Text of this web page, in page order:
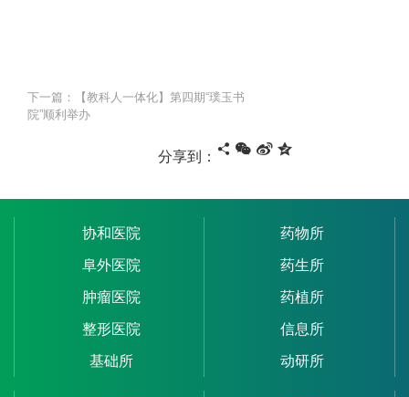
下一篇：【教科人一体化】第四期“璞玉书
院”顺利举办
分享到：
协和医院
阜外医院
肿瘤医院
整形医院
基础所
药物所
药生所
药植所
信息所
动研所